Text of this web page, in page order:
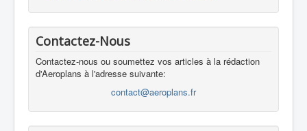
Contactez-Nous
Contactez-nous ou soumettez vos articles à la rédaction
d'Aeroplans à l'adresse suivante:
contact@aeroplans.fr